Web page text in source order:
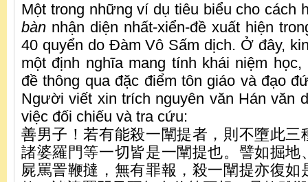
Một trong những ví dụ tiêu biểu cho cách
bàn nhận diện nhất-xiển-đề xuất hiện
40 quyển do Đàm Vô Sấm dịch. Ở đây,
một định nghĩa mang tính khái niệm
đề thông qua đặc điểm tôn giáo và đạo
Người viết xin trích nguyên văn Hán văn
việc đối chiếu và tra cứu:
善男子！若有能殺一闡提者，則不墮此三
諸婆羅門等一切皆是一闡提也。譬如掘地
屍罵詈鞭撻，無有罪報，殺一闡提亦復如